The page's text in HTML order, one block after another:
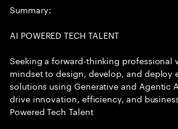
Summary:
AI POWERED TECH TALENT
Seeking a forward-thinking professional
mindset to design, develop, and deploy
solutions using Generative and Agentic
drive innovation, efficiency, and
Powered Tech Talent